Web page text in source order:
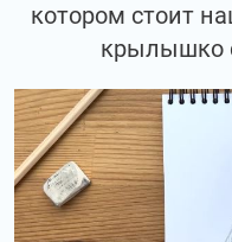
котором стоит
крылышко